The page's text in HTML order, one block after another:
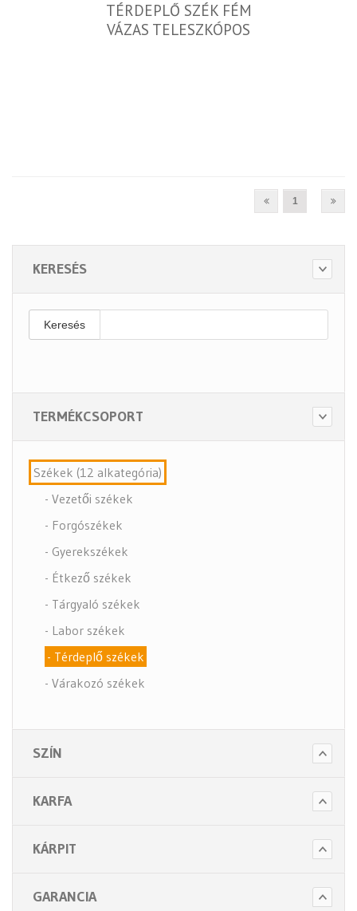
TÉRDEPLŐ SZÉK FÉM
VÁZAS TELESZKÓPOS
1
KERESÉS
Keresés
TERMÉKCSOPORT
Székek (12 alkategória)
- Vezetői székek
- Forgószékek
- Gyerekszékek
- Étkező székek
- Tárgyaló székek
- Labor székek
- Térdeplő székek
- Várakozó székek
- Nagy teherbírású székek
Higiénia (14 alkategória)
SZÍN
KARFA
KÁRPIT
GARANCIA